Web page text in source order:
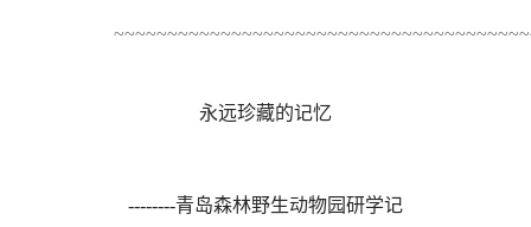
永远珍藏的记忆
--------青岛森林野生动物园研学记